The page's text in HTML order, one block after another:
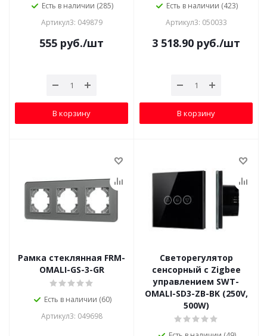
Есть в наличии (285)
Артикул3: 049879
555 руб./шт
В корзину
Есть в наличии (423)
Артикул3: 050033
3 518.90 руб./шт
В корзину
Рамка стеклянная FRM-
OMALI-GS-3-GR
Есть в наличии (60)
Артикул3: 049698
Светорегулятор
сенсорный с Zigbee
управлением SWT-
OMALI-SD3-ZB-BK (250V,
500W)